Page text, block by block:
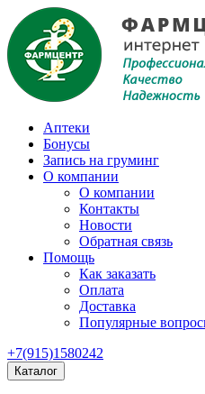
Аптеки
Бонусы
Запись на груминг
О компании
О компании
Контакты
Новости
Обратная связь
Помощь
Как заказать
Оплата
Доставка
Популярные
+7(915)1580242
Каталог